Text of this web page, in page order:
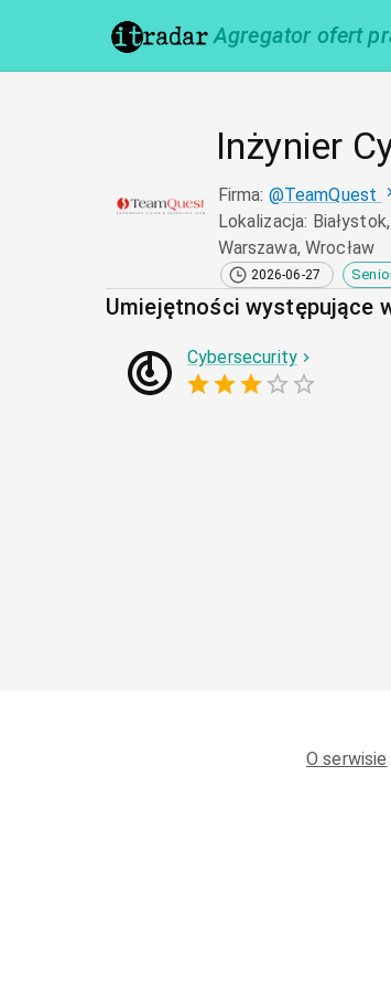
Agregator ofert
Inżynier
Firma: @TeamQuest
Lokalizacja:
Warszawa, Wrocław
2026-06-27
Umiejętności występujące
Cybersecurity
O serwisie